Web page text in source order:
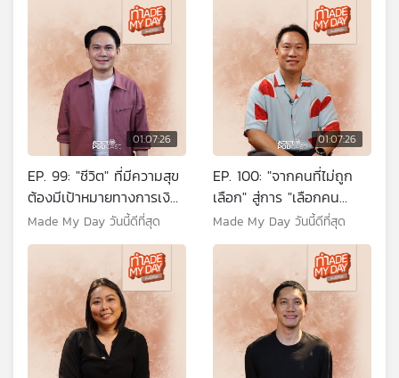
01:07:26
EP. 99: "ชีวิต" ที่มีความสุข
ต้องมีเป้าหมายทางการเงิน
เท่าไหร่กันแน่? - หนุ่ม มันนี่
โค้ช
Made My Day วันนี้ดีที่สุด
01:07:26
EP. 100: "จากคนที่ไม่ถูก
เลือก" สู่การ "เลือกคน
พิการ" - ต่อ ฉัตรชัย
อภิบาลพูนผล
Made My Day วันนี้ดีที่สุด